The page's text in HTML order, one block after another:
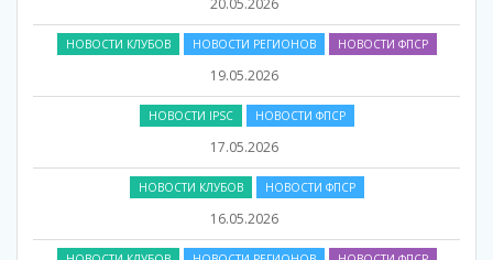
НОВОСТИ КЛУБОВ НОВОСТИ РЕГИОНОВ НОВОСТИ ФПСР
19.05.2026
НОВОСТИ IPSC НОВОСТИ ФПСР
17.05.2026
НОВОСТИ КЛУБОВ НОВОСТИ ФПСР
16.05.2026
НОВОСТИ КЛУБОВ НОВОСТИ РЕГИОНОВ НОВОСТИ ФПСР